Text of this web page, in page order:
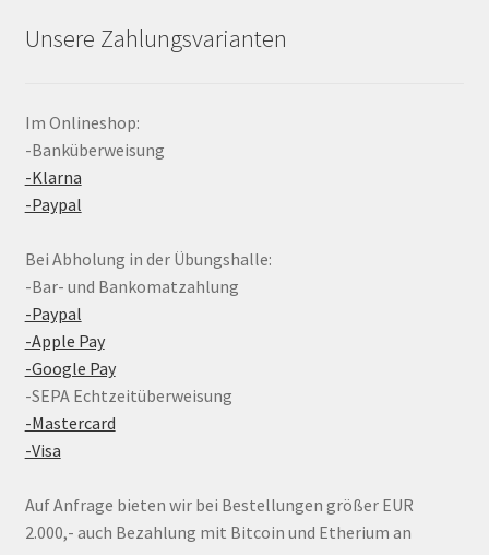
Unsere Zahlungsvarianten
Im Onlineshop:
-Banküberweisung
-Klarna
-Paypal
Bei Abholung in der Übungshalle:
-Bar- und Bankomatzahlung
-Paypal
-Apple Pay
-Google Pay
-SEPA Echtzeitüberweisung
-Mastercard
-Visa
Auf Anfrage bieten wir bei Bestellungen größer EUR
2.000,- auch Bezahlung mit Bitcoin und Etherium an